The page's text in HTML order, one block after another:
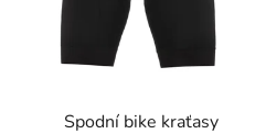
Spodní bike kraťasy